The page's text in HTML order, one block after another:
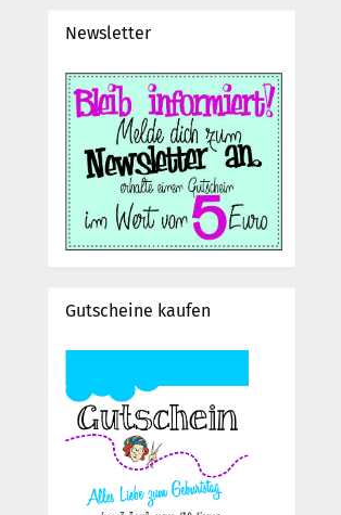
Newsletter
Gutscheine kaufen